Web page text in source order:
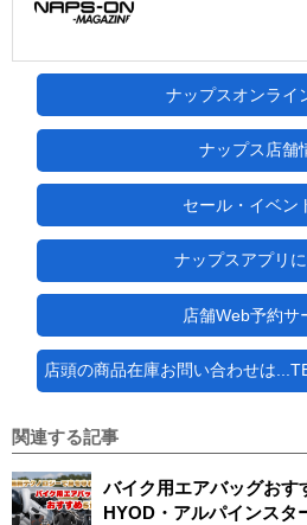
ナップスオンライ
ナップス店舗
セール・イベン
ナップスアプリ
店舗Web予約サ
店頭の商品在庫お問い合わせは
関連する記事
バイク用エアバッグおす
HYOD・アルパインスタ